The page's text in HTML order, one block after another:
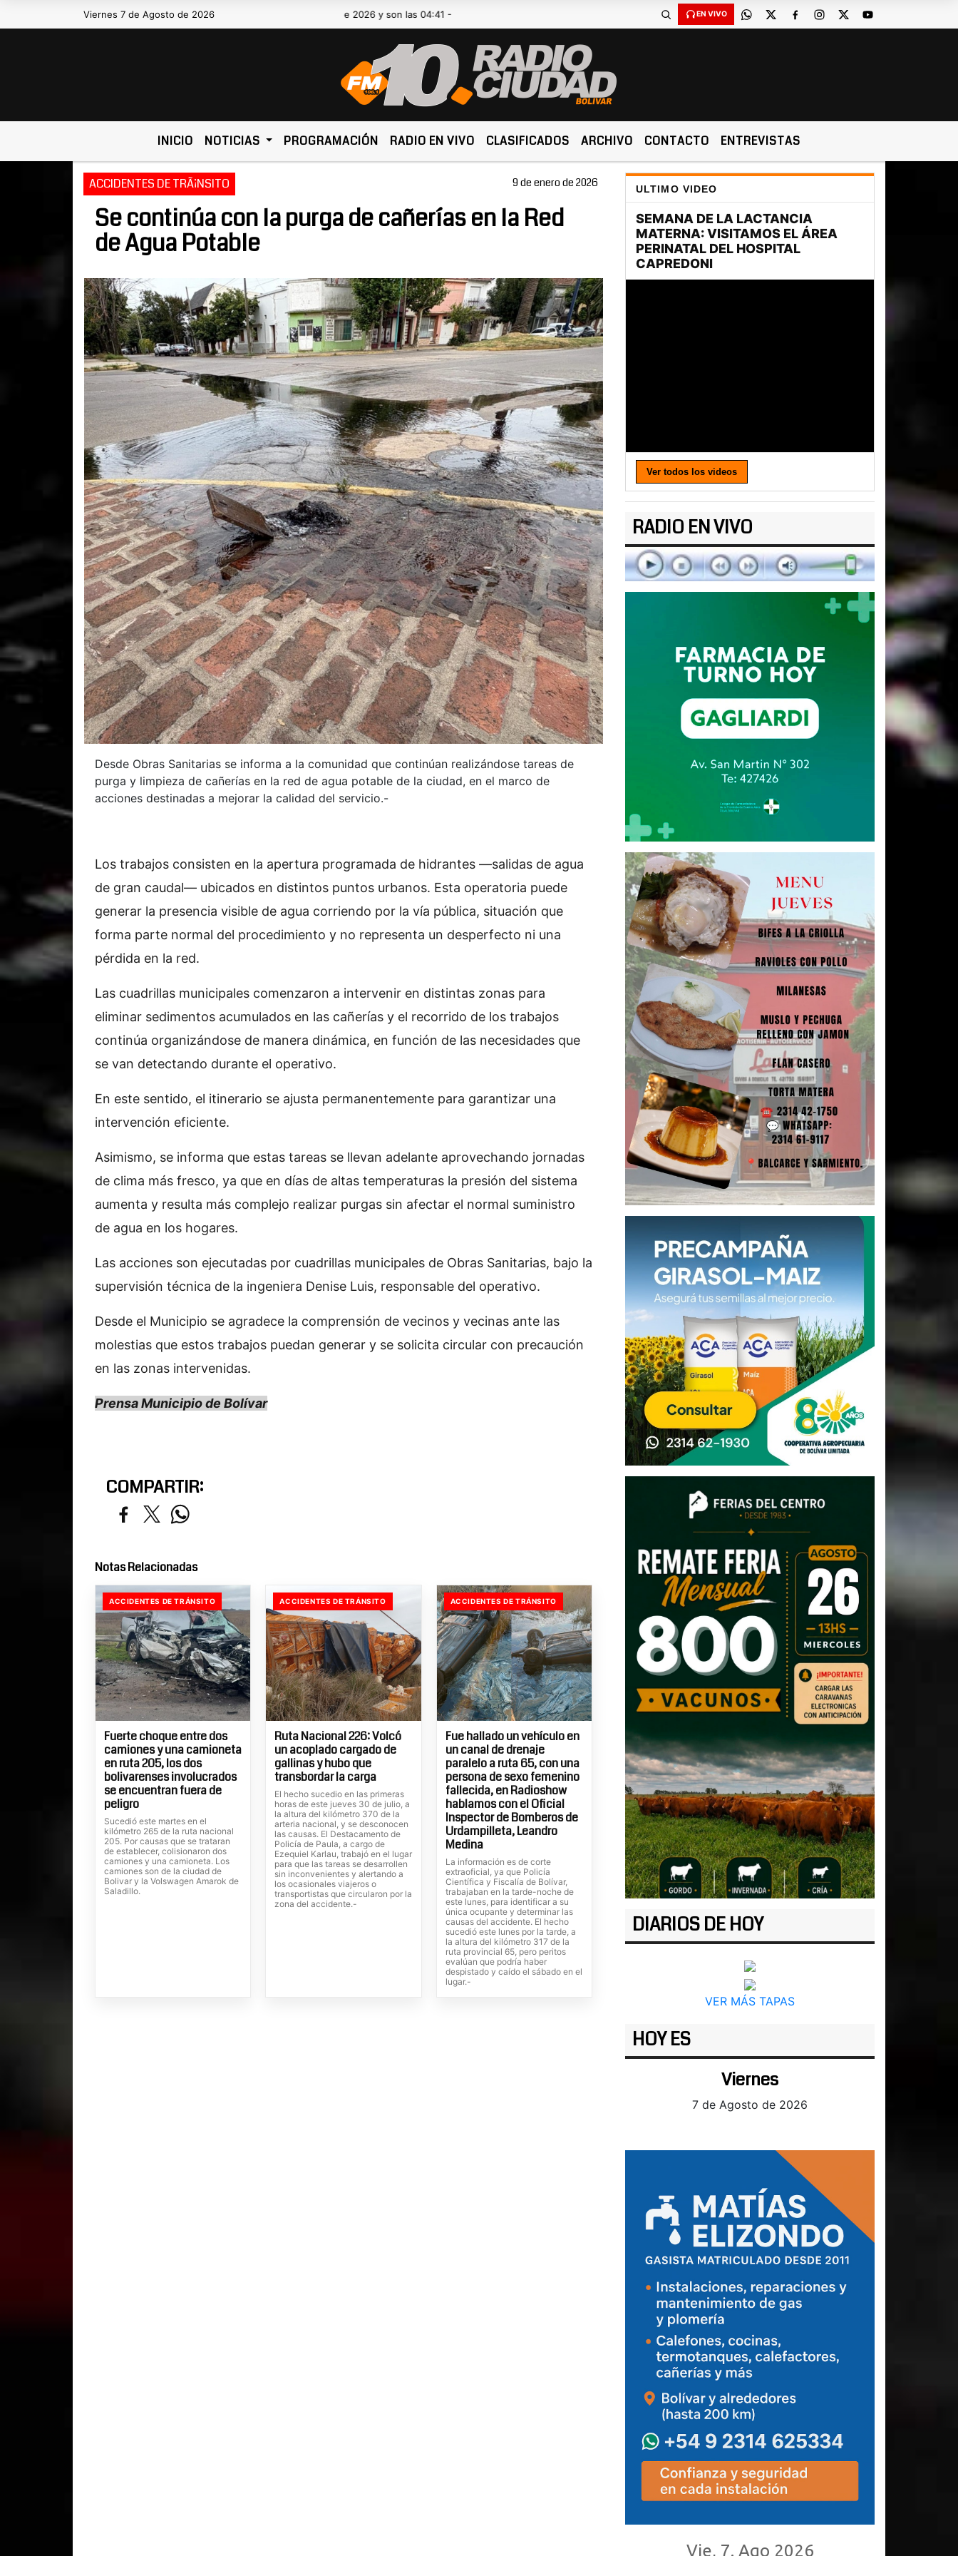
Viernes 7 de Agosto de 2026Hoy es Viernes 7 de Agosto de 2026 y son las 04:41 - EN VIVO
INICIO NOTICIAS PROGRAMACIÓN RADIO EN VIVO CLASIFICADOS ARCHIVO CONTACTO ENTREVISTAS
ACCIDENTES DE TRÃ¡NSITO 9 de enero de 2026
Se continúa con la purga de cañerías en la Red
de Agua Potable
Desde Obras Sanitarias se informa a la comunidad que continúan realizándose tareas de
purga y limpieza de cañerías en la red de agua potable de la ciudad, en el marco de
acciones destinadas a mejorar la calidad del servicio.-
Los trabajos consisten en la apertura programada de hidrantes —salidas de agua
de gran caudal— ubicados en distintos puntos urbanos. Esta operatoria puede
generar la presencia visible de agua corriendo por la vía pública, situación que
forma parte normal del procedimiento y no representa un desperfecto ni una
pérdida en la red.
Las cuadrillas municipales comenzaron a intervenir en distintas zonas para
eliminar sedimentos acumulados en las cañerías y el recorrido de los trabajos
continúa organizándose de manera dinámica, en función de las necesidades que
se van detectando durante el operativo.
En este sentido, el itinerario se ajusta permanentemente para garantizar una
intervención eficiente.
Asimismo, se informa que estas tareas se llevan adelante aprovechando jornadas
de clima más fresco, ya que en días de altas temperaturas la presión del sistema
aumenta y resulta más complejo realizar purgas sin afectar el normal suministro
de agua en los hogares.
Las acciones son ejecutadas por cuadrillas municipales de Obras Sanitarias, bajo la
supervisión técnica de la ingeniera Denise Luis, responsable del operativo.
Desde el Municipio se agradece la comprensión de vecinos y vecinas ante las
molestias que estos trabajos puedan generar y se solicita circular con precaución
en las zonas intervenidas.
Prensa Municipio de Bolívar
COMPARTIR:
Notas Relacionadas
ACCIDENTES DE TRÁNSITO
Fuerte choque entre dos
camiones y una camioneta
en ruta 205, los dos
bolivarenses involucrados
se encuentran fuera de
peligro
Sucedió este martes en el
kilómetro 265 de la ruta nacional
205. Por causas que se trataran
de establecer, colisionaron dos
camiones y una camioneta. Los
camiones son de la ciudad de
Bolivar y la Volswagen Amarok de
Saladillo.
ACCIDENTES DE TRÁNSITO
Ruta Nacional 226: Volcó
un acoplado cargado de
gallinas y hubo que
transbordar la carga
El hecho sucedio en las primeras
horas de este jueves 30 de julio, a
la altura del kilómetro 370 de la
arteria nacional, y se desconocen
las causas. El Destacamento de
Policía de Paula, a cargo de
Ezequiel Karlau, trabajó en el lugar
para que las tareas se desarrollen
sin inconvenientes y alertando a
los ocasionales viajeros o
transportistas que circularon por la
zona del accidente.-
ACCIDENTES DE TRÁNSITO
Fue hallado un vehículo en
un canal de drenaje
paralelo a ruta 65, con una
persona de sexo femenino
fallecida, en Radioshow
hablamos con el Oficial
Inspector de Bomberos de
Urdampilleta, Leandro
Medina
La información es de corte
extraoficial, ya que Policía
Científica y Fiscalía de Bolívar,
trabajaban en la tarde-noche de
este lunes, para identificar a su
única ocupante y determinar las
causas del accidente. El hecho
sucedió este lunes por la tarde, a
la altura del kilómetro 317 de la
ruta provincial 65, pero peritos
evalúan que podría haber
despistado y caído el sábado en el
lugar.-
ULTIMO VIDEO
Ver todos los videos
RADIO EN VIVO
DIARIOS DE HOY
VER MÁS TAPAS
HOY ES
Viernes
7 de Agosto de 2026